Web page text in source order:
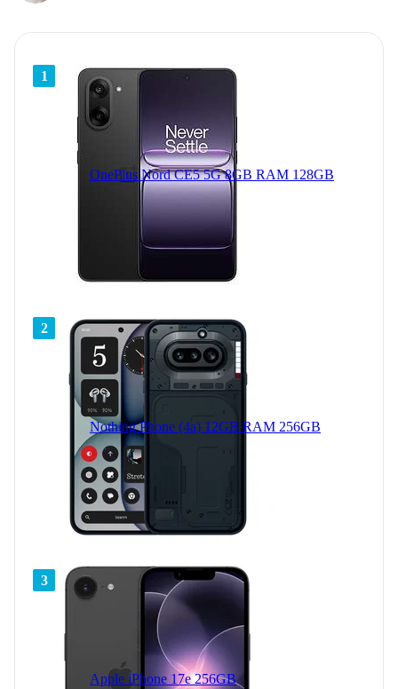
1
OnePlus Nord CE5 5G 8GB RAM 128GB
2
Nothing Phone (4a) 12GB RAM 256GB
3
Apple iPhone 17e 256GB